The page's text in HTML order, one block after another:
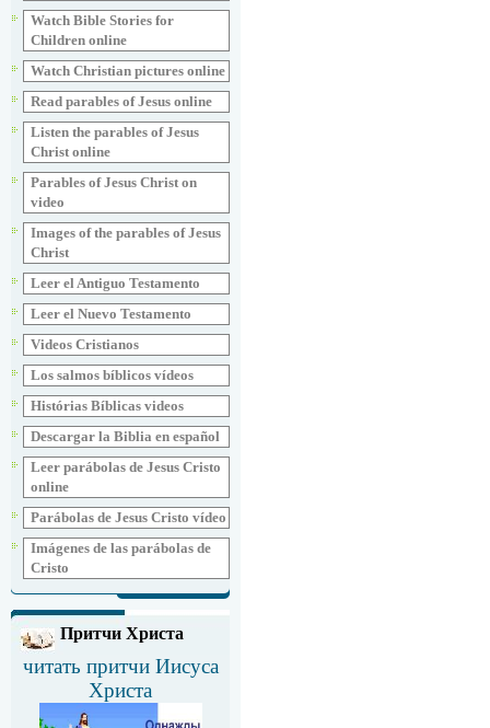
Watch Bible Stories for
Children online
Watch Christian pictures online
Read parables of Jesus online
Listen the parables of Jesus
Christ online
Parables of Jesus Christ on
video
Images of the parables of Jesus
Christ
Leer el Antiguo Testamento
Leer el Nuevo Testamento
Videos Cristianos
Los salmos bíblicos vídeos
Histórias Bíblicas videos
Descargar la Biblia en español
Leer parábolas de Jesus Cristo
online
Parábolas de Jesus Cristo vídeo
Imágenes de las parábolas de
Cristo
Притчи Христа
читать притчи Иисуса
Христа